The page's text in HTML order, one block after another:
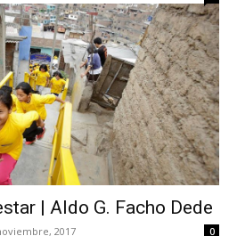
| Aldo G. Facho Dede
2017 0